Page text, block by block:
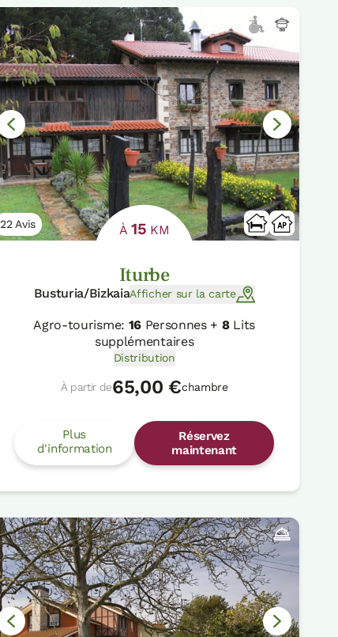
22 Avis À15 KM
Iturbe
Busturia/BizkaiaAfficher sur la carte
Agro-tourisme: 16Personnes + 8Lits
supplémentaires
Distribution
À partir de65,00 €chambre
Plus
d'information
Réservez
maintenant